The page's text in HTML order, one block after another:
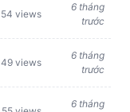
54 views
6 tháng
trước
49 views
6 tháng
trước
6 tháng